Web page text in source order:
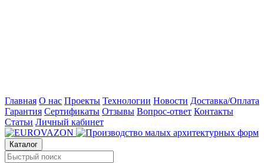
Главная О нас Проекты Технологии Новости Доставка/Оплата
Гарантия Сертификаты Отзывы Вопрос-ответ Контакты
Статьи Личный кабинет
Каталог